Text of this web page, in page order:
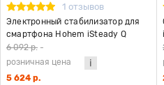
1 отзывов
Электронный стабилизатор для
смартфона Hohem iSteady Q
белый
6 092 р. -
розничная цена
5 624 р.